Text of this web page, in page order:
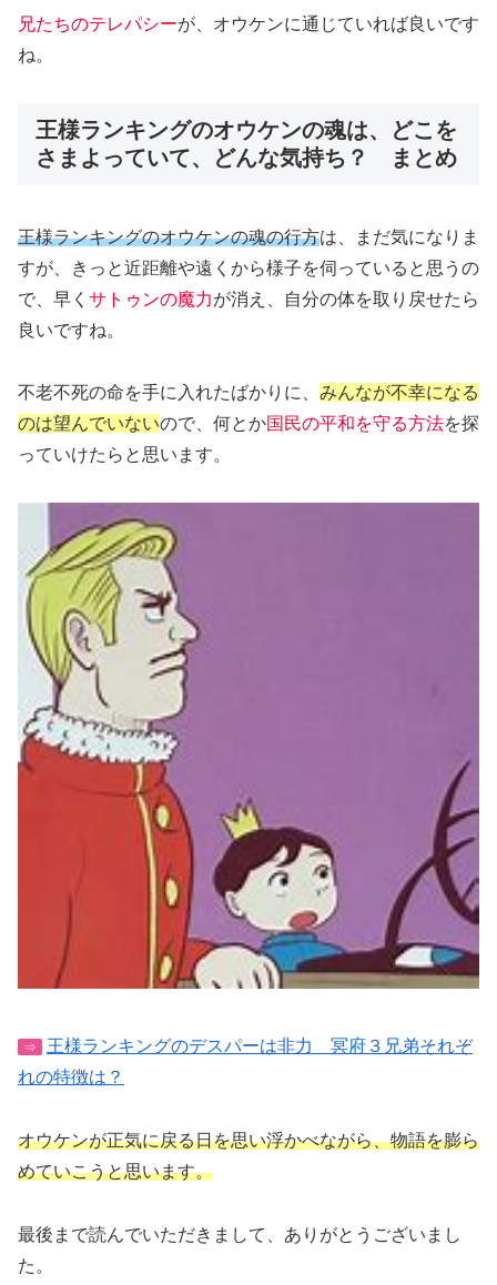
兄たちのテレパシーが、オウケンに通じていれば良いです
ね。
王様ランキングのオウケンの魂は、どこを
さまよっていて、どんな気持ち？ まとめ
王様ランキングのオウケンの魂の行方は、まだ気になりま
すが、きっと近距離や遠くから様子を伺っていると思うの
で、早く サトゥンの魔力が消え、自分の体を取り戻せたら
良いですね。
不老不死の命を手に入れたばかりに、 みんなが不幸になる
のは望んでいないので、何とか国民の平和を守る方法を探
っていけたらと思います。
⇒
王様ランキングのデスパーは非力 冥府３兄弟それぞ
れの特徴は？
オウケンが正気に戻る日を思い浮かべながら、物語を膨ら
めていこうと思います。
最後まで読んでいただきまして、ありがとうございまし
た。